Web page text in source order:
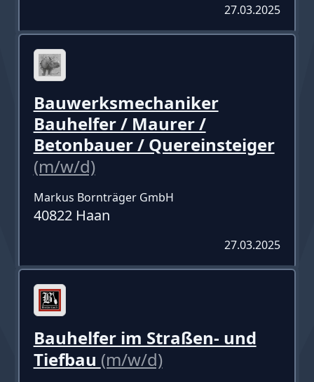
27.03.2025
Bauwerksmechaniker
Bauhelfer / Maurer /
Betonbauer / Quereinsteiger
(m/w/d)
Markus Bornträger GmbH
40822 Haan
27.03.2025
Bauhelfer im Straßen- und
Tiefbau (m/w/d)